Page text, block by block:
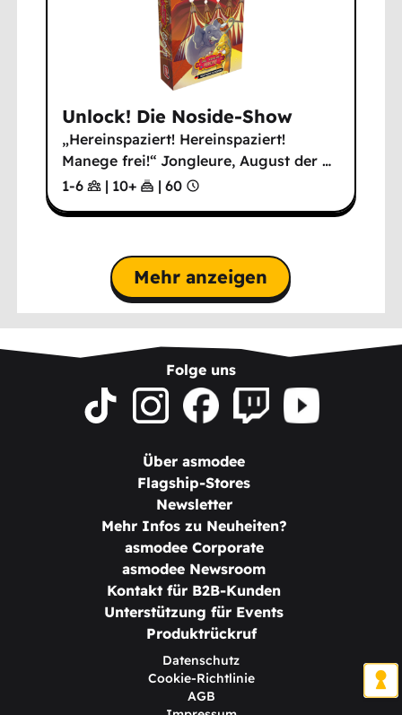
Unlock! Die Noside-Show
„Hereinspaziert! Hereinspaziert!
Manege frei!“ Jongleure, August der…
1-6
| 10+ | 60
Mehr anzeigen
Folge uns
Über asmodee
Flagship-Stores
Newsletter
Mehr Infos zu Neuheiten?
asmodee Corporate
asmodee Newsroom
Kontakt für B2B-Kunden
Unterstützung für Events
Produktrückruf
Datenschutz
Cookie-Richtlinie
AGB